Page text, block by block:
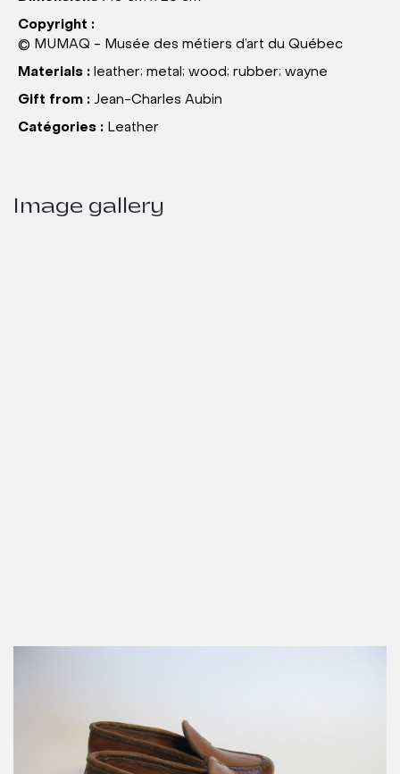
Copyright :
© MUMAQ - Musée des métiers d’art du Québec
Materials : leather; metal; wood; rubber; wayne
Gift from : Jean-Charles Aubin
Catégories : Leather
Image gallery